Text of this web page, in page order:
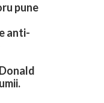
pune
anti-